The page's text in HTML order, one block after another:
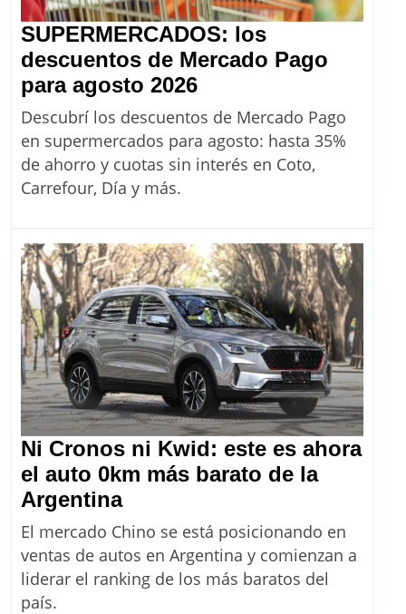
SUPERMERCADOS: los
descuentos de Mercado Pago
para agosto 2026SUPERMERCADOS:
los
descuentos
de
agosto
2026
Descubrí los descuentos de Mercado Pago
en supermercados para agosto: hasta 35%
de ahorro y cuotas sin interés en Coto,
Carrefour, Día y más.
Ni Cronos ni Kwid: este es ahora
el auto 0km más barato de la
ArgentinaNi
Cronos
ni
Kwid:
El mercado Chino se está posicionando en
ventas de autos en Argentina y comienzan a
liderar el ranking de los más baratos del
país.